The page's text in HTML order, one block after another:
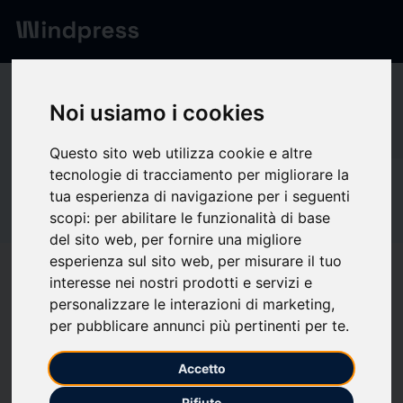
Noi usiamo i cookies
Questo sito web utilizza cookie e altre
tecnologie di tracciamento per migliorare la
tua esperienza di navigazione per i seguenti
scopi: per abilitare le funzionalità di base
del sito web, per fornire una migliore
esperienza sul sito web, per misurare il tuo
interesse nei nostri prodotti e servizi e
personalizzare le interazioni di marketing,
per pubblicare annunci più pertinenti per te.
Accetto
Network/Società
Ge
Non verificato
Gesynta Pharma
Segui aggiornamenti
AgricolturaEcologia/Salute ambientaleFitnessMedicina - VarieSalute